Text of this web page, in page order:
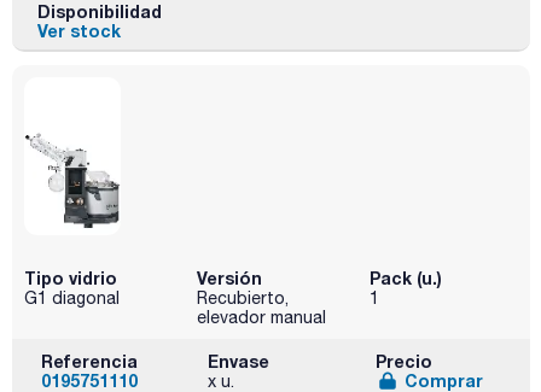
Disponibilidad
Ver stock
Tipo vidrio
G1 diagonal
Versión
Recubierto,
elevador manual
Pack (u.)
1
Referencia
0195751110
Envase
x u.
Precio
Comprar